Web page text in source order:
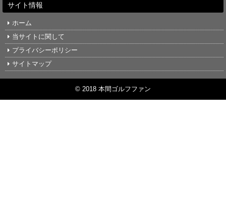
サイト情報
ホーム
当サイトに関して
プライバシーポリシー
サイトマップ
© 2018 本間ゴルフファン